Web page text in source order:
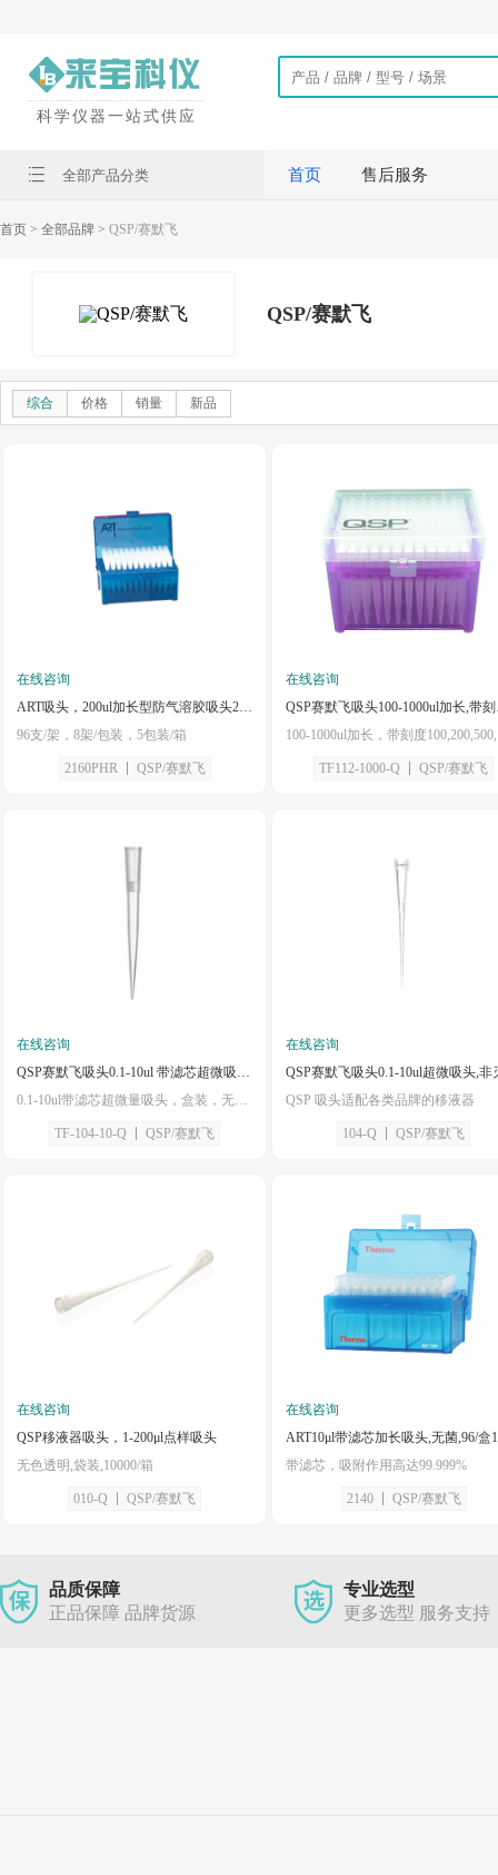
科学仪器一站式供应
全部产品分类 首页 售后服务
首页 > 全部品牌 > QSP/赛默飞
QSP/赛默飞
综合 价格 销量 新品
在线咨询
ART吸头，200ul加长型防气溶胶吸头2160PHR
96支/架，8架/包装，5包装/箱
2160PHR QSP/赛默飞
在线咨询
QSP赛
TF112-1000-Q QSP/赛默飞
在线咨询
QSP赛默飞吸头0.1-10ul 带滤芯超微吸头 TF104-10-Q
0.1-10ul带滤芯超微量吸头，盒装，无色，无菌
TF-104-10-Q QSP/赛默飞
在线咨询
QSP 吸头适配各类品牌的移液器
104-Q QSP/赛默飞
在线咨询
QSP移液器吸头，1-200μl点样吸头
无色透明,袋装,10000/箱
010-Q QSP/赛默飞
在线咨询
带滤芯，吸附作用高达99.999%
2140 QSP/赛默飞
品质保障
正品保障 品牌货源
专业选型
更多选型 服务支持